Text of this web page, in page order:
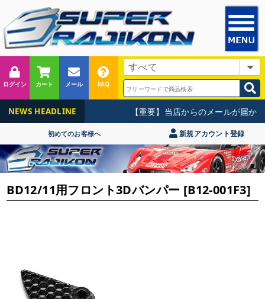
ログイン カート メール FAQ
NEWS HEADLINE 【重要】当店からのメールが届か
初めてのお客様へ 新規アカウント登録
BD12/11用フロント3Dバンパー [B12-001F3]